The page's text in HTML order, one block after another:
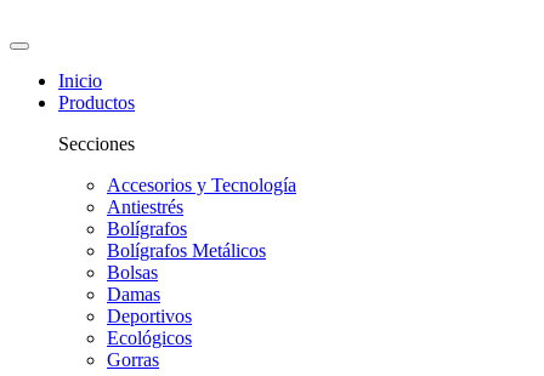
Inicio
Productos
Secciones
Accesorios y Tecnología
Antiestrés
Bolígrafos
Bolígrafos Metálicos
Bolsas
Damas
Deportivos
Ecológicos
Gorras